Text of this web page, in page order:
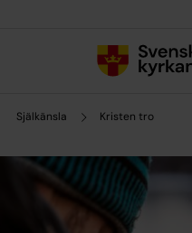
Själkänsla Kristen tro